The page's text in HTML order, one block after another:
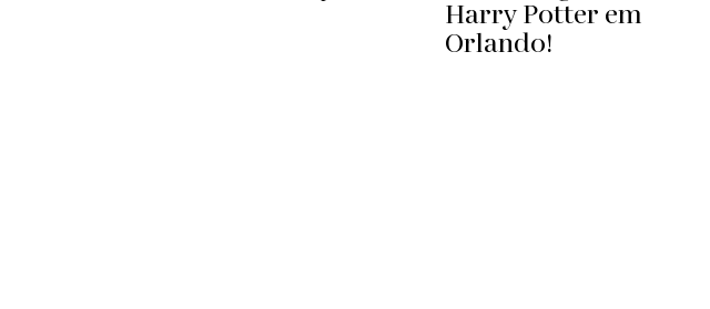
Harry Potter em
Orlando!